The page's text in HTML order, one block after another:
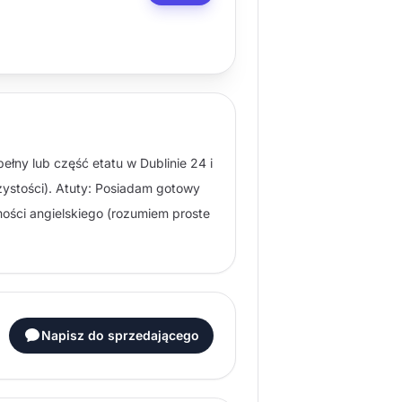
lub część etatu w Dublinie 24 i
Atuty: Posiadam gotowy
angielskiego (rozumiem proste
Napisz do sprzedającego